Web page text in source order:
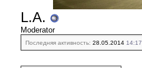
L.A.
Moderator
Последняя активность: 28.05.2014 14:17